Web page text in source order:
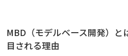
MBD（モデルベース開発）
目される理由